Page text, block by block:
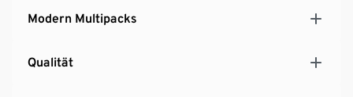
Modern Multipacks
Qualität